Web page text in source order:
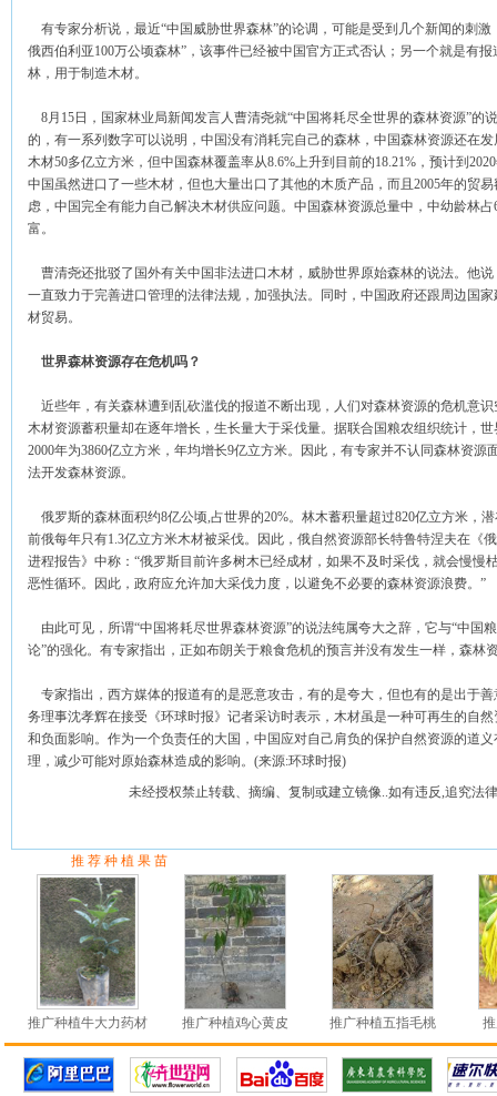
有专家分析说，最近“中国威胁世界森林”的论调，可能是受到几个新闻的刺
俄西伯利亚100万公顷森林”，该事件已经被中国官方正式否认；另一个就是有
林，用于制造木材。
8月15日，国家林业局新闻发言人曹清尧就“中国将耗尽全世界的森林资源”的
的，有一系列数字可以说明，中国没有消耗完自己的森林，中国森林资源还在
木材50多亿立方米，但中国森林覆盖率从8.6%上升到目前的18.21%，预计到
中国虽然进口了一些木材，但也大量出口了其他的木质产品，而且2005年的贸
虑，中国完全有能力自己解决木材供应问题。中国森林资源总量中，中幼龄林
富。
曹清尧还批驳了国外有关中国非法进口木材，威胁世界原始森林的说法。他
一直致力于完善进口管理的法律法规，加强执法。同时，中国政府还跟周边国
材贸易。
世界森林资源存在危机吗？
近些年，有关森林遭到乱砍滥伐的报道不断出现，人们对森林资源的危机意
木材资源蓄积量却在逐年增长，生长量大于采伐量。据联合国粮农组织统计，
2000年为3860亿立方米，年均增长9亿立方米。因此，有专家并不认同森林资
法开发森林资源。
俄罗斯的森林面积约8亿公顷,占世界的20%。林木蓄积量超过820亿立方米，
前俄每年只有1.3亿立方米木材被采伐。因此，俄自然资源部长特鲁特涅夫在《
进程报告》中称：“俄罗斯目前许多树木已经成材，如果不及时采伐，就会慢慢
恶性循环。因此，政府应允许加大采伐力度，以避免不必要的森林资源浪费。”
由此可见，所谓“中国将耗尽世界森林资源”的说法纯属夸大之辞，它与“中国
论”的强化。有专家指出，正如布朗关于粮食危机的预言并没有发生一样，森林
专家指出，西方媒体的报道有的是恶意攻击，有的是夸大，但也有的是出于
务理事沈孝辉在接受《环球时报》记者采访时表示，木材虽是一种可再生的自
和负面影响。作为一个负责任的大国，中国应对自己肩负的保护自然资源的道
理，减少可能对原始森林造成的影响。(来源:环球时报)
未经授权禁止转载、摘编、复制或建立镜像..如有违反,追究法
推 荐 种 植 果 苗
推广种植牛大力药材 推广种植鸡心黄皮 推广种植五指毛桃